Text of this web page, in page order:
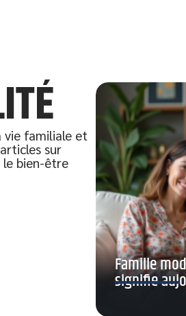
vie familiale et
sur
bien-être
Famille
signifie